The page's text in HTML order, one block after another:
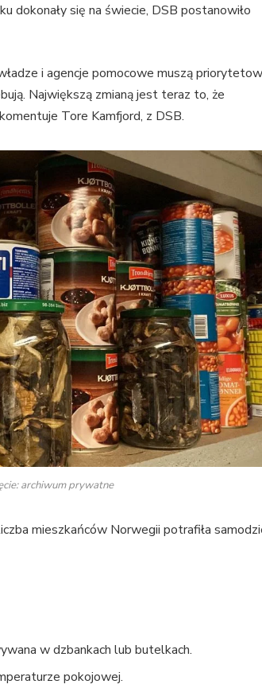
dokonały się na świecie, DSB postanowiło
i agencje pomocowe muszą
Największą zmianą jest teraz to, że
Tore Kamfjord, z DSB.
archiwum prywatne
mieszkańców Norwegii potrafiła
w dzbankach lub butelkach.
pokojowej.